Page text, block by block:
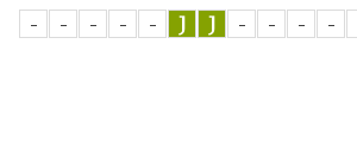
-
- - - - J J - - - -